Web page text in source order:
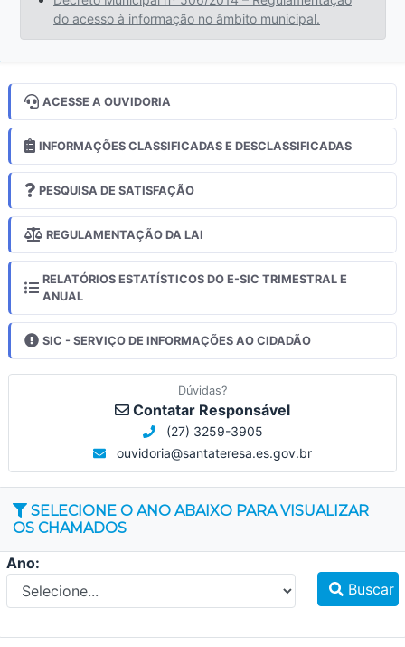
do acesso à informação no âmbito municipal.
ACESSE A OUVIDORIA
INFORMAÇÕES CLASSIFICADAS E DESCLASSIFICADAS
PESQUISA DE SATISFAÇÃO
REGULAMENTAÇÃO DA LAI
RELATÓRIOS ESTATÍSTICOS DO E-SIC TRIMESTRAL E
ANUAL
SIC - SERVIÇO DE INFORMAÇÕES AO CIDADÃO
Dúvidas?
Contatar Responsável
(27) 3259-3905
ouvidoria@santateresa.es.gov.br
SELECIONE O ANO ABAIXO PARA VISUALIZAR
OS CHAMADOS
Ano:
Buscar